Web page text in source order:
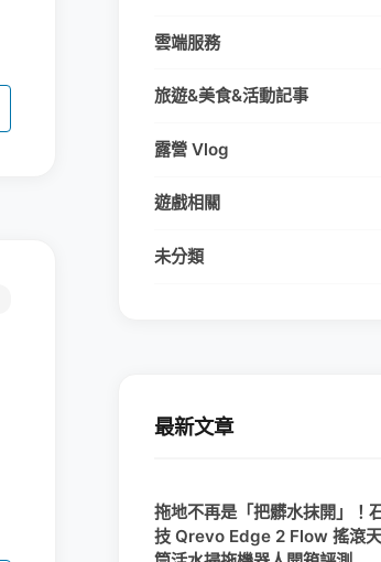
雲端服務
旅遊&美食&活動記事
露營 Vlog
遊戲相關
未分類
最新文章
拖地不再是「把髒水抹開」！
技 Qrevo Edge 2 Flow 搖滾